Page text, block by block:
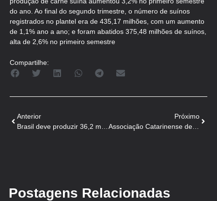
do ano. Ao final do segundo trimestre, o número de suínos
registrados no plantel era de 435,17 milhões, com um aumento
de 1,1% ano a ano; e foram abatidos 375,48 milhões de suínos,
alta de 2,6% no primeiro semestre
Compartilhe:
Anterior
Próximo
Associação Catarinense de Criadores de Suínos comemora 64 anos
Postagens Relacionadas